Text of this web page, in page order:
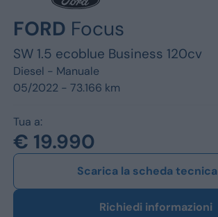
Ford
FORD Focus
SW 1.5 ecoblue Business 120cv
Diesel - Manuale
05/2022 - 73.166 km
Tua a:
€ 19.990
Scarica la scheda tecnica
Richiedi informazioni